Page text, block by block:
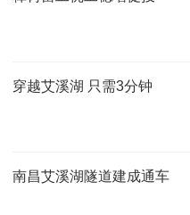
穿越艾溪湖 只需3分钟
南昌艾溪湖隧道建成通车